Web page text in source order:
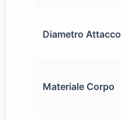
Diametro Attacco
Materiale Corpo